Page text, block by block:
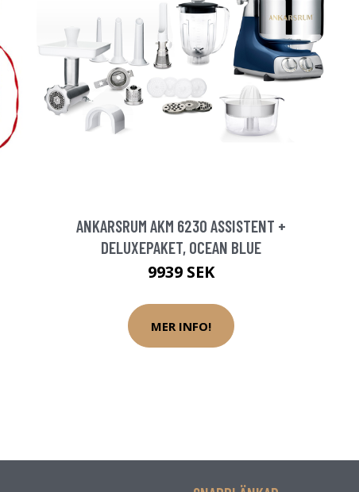
ANKARSRUM AKM 6230 ASSISTENT +
DELUXEPAKET, OCEAN BLUE
9939 SEK
MER INFO!